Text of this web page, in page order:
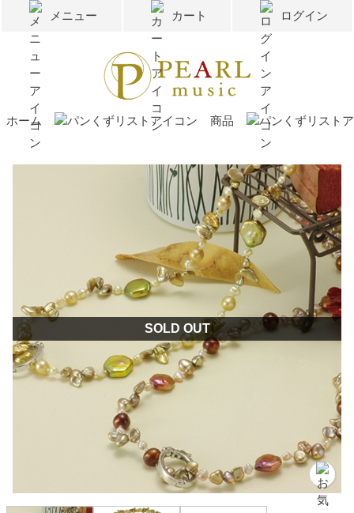
メニュー カート ログイン
ホーム 商品
SOLD OUT